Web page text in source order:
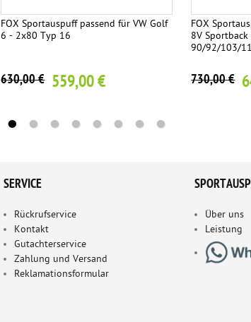
FOX Sportauspuff passend für VW Golf
6 - 2x80 Typ 16
630,00 € 559,00 €
FOX
8V Sportback
90/92/103/
730,00 €
SERVICE
Rückrufservice
Kontakt
Gutachterservice
Zahlung und Versand
Reklamationsformular
Über uns
Leistung